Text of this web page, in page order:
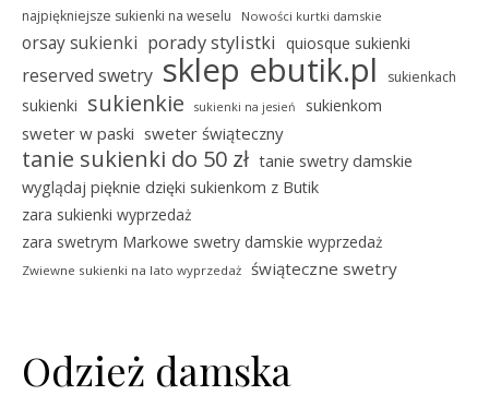
najpiękniejsze sukienki na weselu Nowości kurtki damskie
orsay sukienki porady stylistki quiosque sukienki
reserved swetry sklep ebutik.pl sukienkach
sukienki sukienkie sukienki na jesień sukienkom
sweter w paski sweter świąteczny
tanie sukienki do 50 zł tanie swetry damskie
wyglądaj pięknie dzięki sukienkom z Butik
zara sukienki wyprzedaż
zara swetrym Markowe swetry damskie wyprzedaż
Zwiewne sukienki na lato wyprzedaż świąteczne swetry
Odzież damska